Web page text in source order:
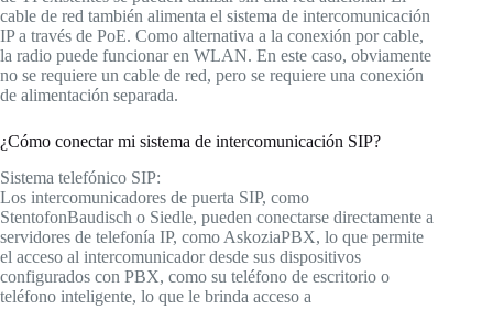
cable de red también alimenta el sistema de intercomunicación
IP a través de PoE. Como alternativa a la conexión por cable,
la radio puede funcionar en WLAN. En este caso, obviamente
no se requiere un cable de red, pero se requiere una conexión
de alimentación separada.
¿Cómo conectar mi sistema de intercomunicación SIP?
Sistema telefónico SIP:
Los intercomunicadores de puerta SIP, como
StentofonBaudisch o Siedle, pueden conectarse directamente a
servidores de telefonía IP, como AskoziaPBX, lo que permite
el acceso al intercomunicador desde sus dispositivos
configurados con PBX, como su teléfono de escritorio o
teléfono inteligente, lo que le brinda acceso a